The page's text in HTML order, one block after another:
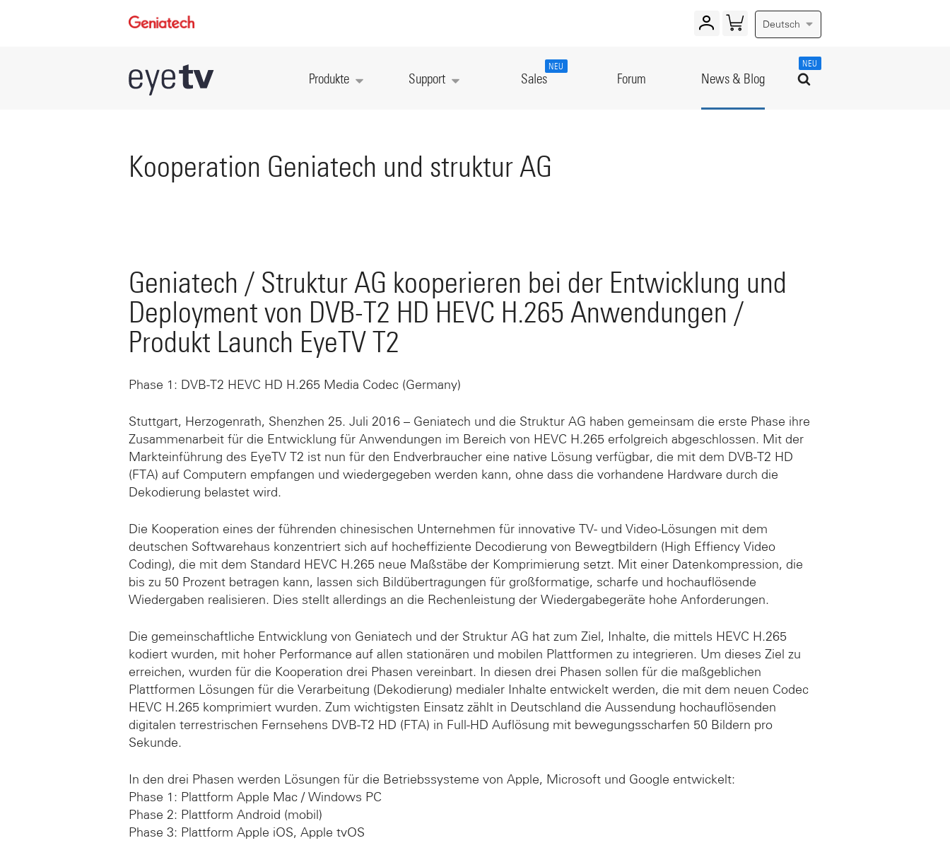
Deutsch
Produkte Support Sales
NEU
Forum News & Blog
NEU
Kooperation Geniatech und struktur AG
Geniatech / Struktur AG kooperieren bei der Entwicklung und
Deployment von DVB-T2 HD HEVC H.265 Anwendungen /
Produkt Launch EyeTV T2
Phase 1: DVB-T2 HEVC HD H.265 Media Codec (Germany)
Stuttgart, Herzogenrath, Shenzhen 25. Juli 2016 – Geniatech und die Struktur AG haben gemeinsam die erste Phase ihre
Zusammenarbeit für die Entwicklung für Anwendungen im Bereich von HEVC H.265 erfolgreich abgeschlossen. Mit der
Markteinführung des EyeTV T2 ist nun für den Endverbraucher eine native Lösung verfügbar, die mit dem DVB-T2 HD
(FTA) auf Computern empfangen und wiedergegeben werden kann, ohne dass die vorhandene Hardware durch die
Dekodierung belastet wird.
Die Kooperation eines der führenden chinesischen Unternehmen für innovative TV- und Video-Lösungen mit dem
deutschen Softwarehaus konzentriert sich auf hocheffiziente Decodierung von Bewegtbildern (High Effiency Video
Coding), die mit dem Standard HEVC H.265 neue Maßstäbe der Komprimierung setzt. Mit einer Datenkompression, die
bis zu 50 Prozent betragen kann, lassen sich Bildübertragungen für großformatige, scharfe und hochauflösende
Wiedergaben realisieren. Dies stellt allerdings an die Rechenleistung der Wiedergabegeräte hohe Anforderungen.
Die gemeinschaftliche Entwicklung von Geniatech und der Struktur AG hat zum Ziel, Inhalte, die mittels HEVC H.265
kodiert wurden, mit hoher Performance auf allen stationären und mobilen Plattformen zu integrieren. Um dieses Ziel zu
erreichen, wurden für die Kooperation drei Phasen vereinbart. In diesen drei Phasen sollen für die maßgeblichen
Plattformen Lösungen für die Verarbeitung (Dekodierung) medialer Inhalte entwickelt werden, die mit dem neuen Codec
HEVC H.265 komprimiert wurden. Zum wichtigsten Einsatz zählt in Deutschland die Aussendung hochauflösenden
digitalen terrestrischen Fernsehens DVB-T2 HD (FTA) in Full-HD Auflösung mit bewegungsscharfen 50 Bildern pro
Sekunde.
In den drei Phasen werden Lösungen für die Betriebssysteme von Apple, Microsoft und Google entwickelt:
Phase 1: Plattform Apple Mac / Windows PC
Phase 2: Plattform Android (mobil)
Phase 3: Plattform Apple iOS, Apple tvOS